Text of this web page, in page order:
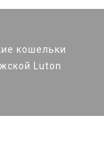
кошельки
Luton